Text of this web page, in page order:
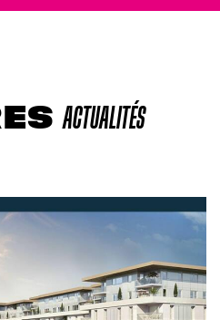
ACTUALITÉS